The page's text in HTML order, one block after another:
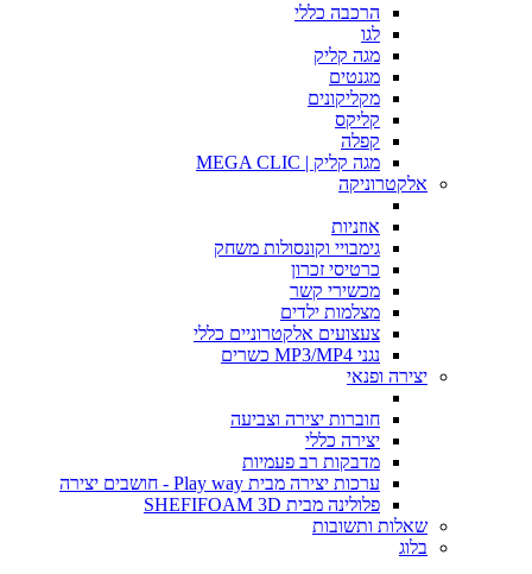
הרכבה כללי
לגו
מגה קליק
מגנטים
מקליקונים
קליקס
קפלה
מגה קליק | MEGA CLIC
אלקטרוניקה
אוזניות
גימבויי וקונסולות משחק
כרטיסי זכרון
מכשירי קשר
מצלמות ילדים
צעצועים אלקטרוניים כללי
נגני MP3/MP4 כשרים
יצירה ופנאי
חוברות יצירה וצביעה
יצירה כללי
מדבקות רב פעמיות
ערכות יצירה מבית Play way - חושבים יצירה
פלולינה מבית SHEFIFOAM 3D
שאלות ותשובות
בלוג